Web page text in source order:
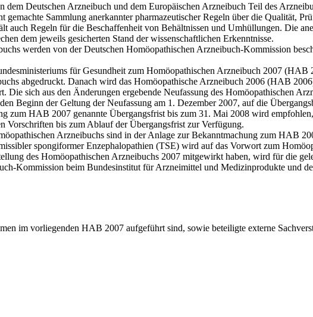
dem Deutschen Arzneibuch und dem Europäischen Arzneibuch Teil des
gemachte Sammlung anerkannter pharmazeutischer Regeln über die Qualität,
auch Regeln für die Beschaffenheit von Behältnissen und Umhüllungen. Die
dem jeweils gesicherten Stand der wissenschaftlichen Erkenntnisse.
werden von der Deutschen Homöopathischen Arzneibuch-Kommis­sion
für Gesundheit zum Homöopathischen Arzneibuch 2007
abgedruckt. Danach wird das Homöopathische Arzneibuch 2006 (HAB
Die sich aus den Änderungen ergebende Neufassung des Homöopathischen
Beginn der Geltung der Neufassung am 1. Dezember 2007, auf die
zum HAB 2007 genannte Übergangsfrist bis zum 31. Mai 2008 wird
Vorschriften bis zum Ablauf der Übergangsfrist zur Verfügung.
Arzneibuchs sind in der Anlage zur Bekanntmachung zum HAB
spongiformer Enzephalopathien (TSE) wird auf das Vorwort zum
des Homöopathischen Arzneibuchs 2007 mitgewirkt haben, wird für die
Kommission beim Bundesinstitut für Arzneimittel und Medizinprodukte und
im vorliegenden HAB 2007 aufgeführt sind, sowie beteiligte externe